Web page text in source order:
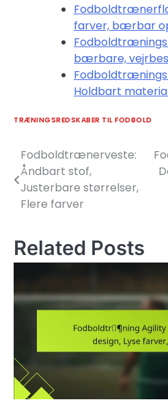
farver, bærbar
bærbare,
Holdbart
TRÆNINGSREDSKABER TIL FODBOLD
Post
navigation
Fodboldtrænerveste:
Åndbart stof,
Justerbare størrelser,
Flere farver
Related Posts